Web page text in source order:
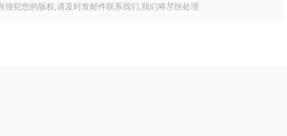
犯您的版权,请及时发邮件联系我们,我们将尽快处理